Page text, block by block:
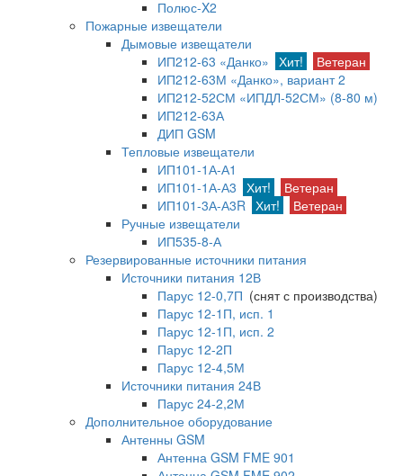
Полюс-X2
Пожарные извещатели
Дымовые извещатели
ИП212-63 «Данко» Хит!
Ветеран
ИП212-63М «Данко», вариант 2
ИП212-52СМ «ИПДЛ-52СМ» (8-80 м)
ИП212-63А
ДИП GSM
Тепловые извещатели
ИП101-1А-А1
ИП101-1А-А3 Хит!
Ветеран
ИП101-3А-А3R Хит!
Ветеран
Ручные извещатели
ИП535-8-А
Резервированные источники питания
Источники питания 12В
Парус 12-0,7П (снят с производства)
Парус 12-1П, исп. 1
Парус 12-1П, исп. 2
Парус 12-2П
Парус 12-4,5М
Источники питания 24В
Парус 24-2,2М
Дополнительное оборудование
Антенны GSM
Антенна GSM FME 901